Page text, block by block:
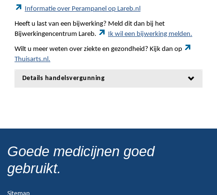
Informatie over Perampanel op Lareb.nl
Heeft u last van een bijwerking? Meld dit dan bij het
Bijwerkingencentrum Lareb.
Ik wil een bijwerking melden.
Wilt u meer weten over ziekte en gezondheid? Kijk dan op
Thuisarts.nl.
Details handelsvergunning
Goede medicijnen goed
gebruikt.